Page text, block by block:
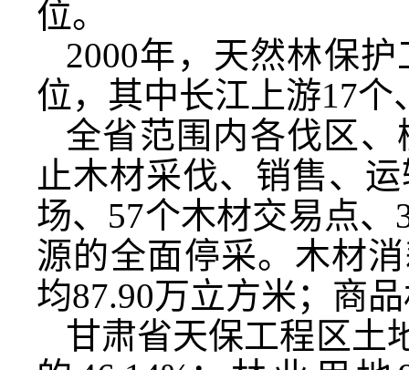
位。
2000年，天然林保
位，其中长江上游17个
全省范围内各伐区
止木材采伐、销售、
场、57个木材交易点
源的全面停采。木材
均87.90万立方米；商
甘肃省天保工程区土